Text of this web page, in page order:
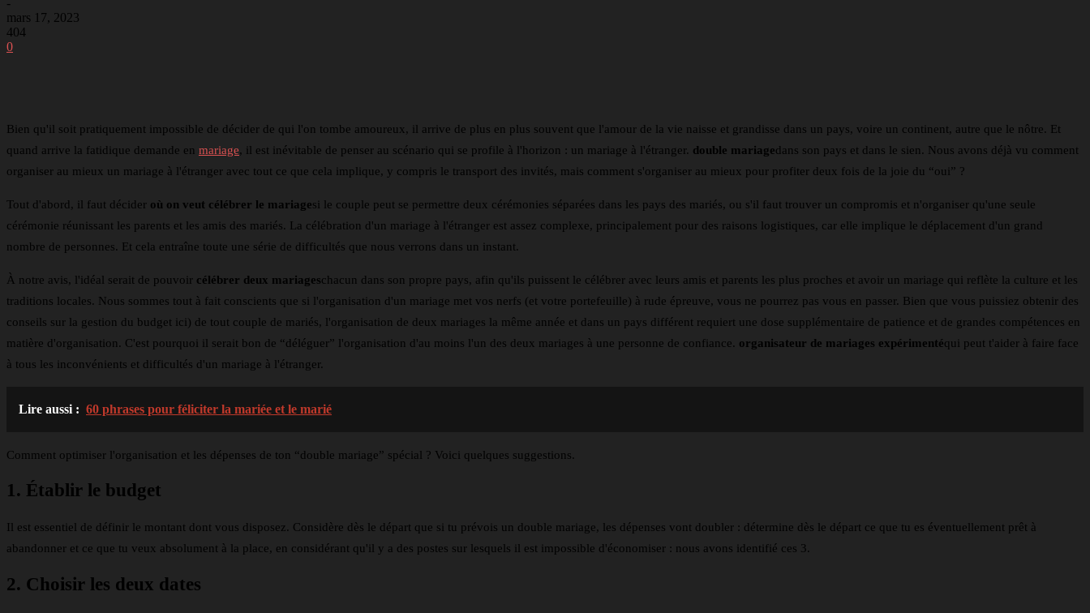
mars 17, 2023
404
0
Bien qu'il soit pratiquement impossible de décider de qui l'on tombe amoureux, il arrive de plus en plus souvent que l'amour de la vie naisse et grandisse dans un pays, voire un continent, autre que le nôtre. Et
quand arrive la fatidique demande en mariage, il est inévitable de penser au scénario qui se profile à l'horizon : un mariage à l'étranger. double mariagedans son pays et dans le sien. Nous avons déjà vu comment
organiser au mieux un mariage à l'étranger avec tout ce que cela implique, y compris le transport des invités, mais comment s'organiser au mieux pour profiter deux fois de la joie du “oui” ?
Tout d'abord, il faut décider où on veut célébrer le mariagesi le couple peut se permettre deux cérémonies séparées dans les pays des mariés, ou s'il faut trouver un compromis et n'organiser qu'une seule
cérémonie réunissant les parents et les amis des mariés. La célébration d'un mariage à l'étranger est assez complexe, principalement pour des raisons logistiques, car elle implique le déplacement d'un grand
nombre de personnes. Et cela entraîne toute une série de difficultés que nous verrons dans un instant.
À notre avis, l'idéal serait de pouvoir célébrer deux mariageschacun dans son propre pays, afin qu'ils puissent le célébrer avec leurs amis et parents les plus proches et avoir un mariage qui reflète la culture et les
traditions locales. Nous sommes tout à fait conscients que si l'organisation d'un mariage met vos nerfs (et votre portefeuille) à rude épreuve, vous ne pourrez pas vous en passer. Bien que vous puissiez obtenir des
conseils sur la gestion du budget ici) de tout couple de mariés, l'organisation de deux mariages la même année et dans un pays différent requiert une dose supplémentaire de patience et de grandes compétences en
matière d'organisation. C'est pourquoi il serait bon de “déléguer” l'organisation d'au moins l'un des deux mariages à une personne de confiance. organisateur de mariages expérimentéqui peut t'aider à faire face
à tous les inconvénients et difficultés d'un mariage à l'étranger.
Lire aussi : 60 phrases pour féliciter la mariée et le marié
Comment optimiser l'organisation et les dépenses de ton “double mariage” spécial ? Voici quelques suggestions.
1. Établir le budget
Il est essentiel de définir le montant dont vous disposez. Considère dès le départ que si tu prévois un double mariage, les dépenses vont doubler : détermine dès le départ ce que tu es éventuellement prêt à
abandonner et ce que tu veux absolument à la place, en considérant qu'il y a des postes sur lesquels il est impossible d'économiser : nous avons identifié ces 3.
2. Choisir les deux dates